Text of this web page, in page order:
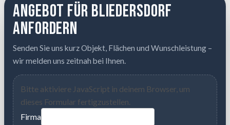
Angebot für Bliedersdorf
anfordern
Senden Sie uns kurz Objekt, Flächen und Wunschleistung –
wir melden uns zeitnah bei Ihnen.
Bitte aktiviere JavaScript in deinem Browser, um
dieses Formular fertigzustellen.
Firma